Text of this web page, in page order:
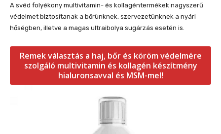
A svéd folyékony multivitamin- és kollagéntermékek nagyszerű
védelmet biztosítanak a bőrünknek, szervezetünknek a nyári
hőségben, illetve a magas ultraibolya sugárzás esetén is.
Remek választás a haj, bőr és köröm védelmére
szolgáló multivitamin és kollagén készítmény
hialuronsavval és MSM-mel!